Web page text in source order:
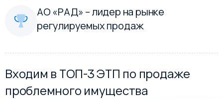
АО «РАД» – лидер на рынке
регулируемых продаж
Входим в ТОП-3 ЭТП по продаже
проблемного имущества